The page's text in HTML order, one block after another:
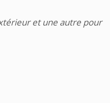
et une autre pour